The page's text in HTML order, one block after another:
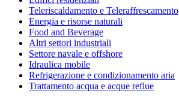
Teleriscaldamento e Teleraffrescamento
Energia e risorse naturali
Food and Beverage
Altri settori industriali
Settore navale e offshore
Idraulica mobile
Refrigerazione e condizionamento aria
Trattamento acqua e acque reflue